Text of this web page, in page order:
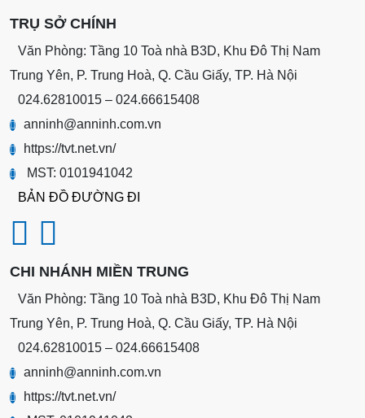
TRỤ SỞ CHÍNH
Văn Phòng: Tầng 10 Toà nhà B3D, Khu Đô Thị Nam
Trung Yên, P. Trung Hoà, Q. Cầu Giấy, TP. Hà Nội
024.62810015 – 024.66615408
anninh@anninh.com.vn
https://tvt.net.vn/
MST: 0101941042
BẢN ĐỒ ĐƯỜNG ĐI
CHI NHÁNH MIỀN TRUNG
Văn Phòng: Tầng 10 Toà nhà B3D, Khu Đô Thị Nam
Trung Yên, P. Trung Hoà, Q. Cầu Giấy, TP. Hà Nội
024.62810015 – 024.66615408
anninh@anninh.com.vn
https://tvt.net.vn/